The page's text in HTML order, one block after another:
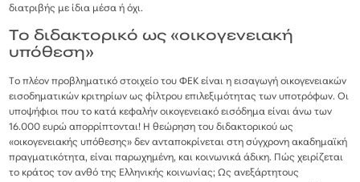
διατριβής με ίδια μέσα ή όχι.
Το διδακτορικό ως «οικογενειακή
υπόθεση»
Το πλέον προβληματικό στοιχείο του ΦΕΚ είναι η εισαγωγή οικογενειακών
εισοδηματικών κριτηρίων ως φίλτρου επιλεξιμότητας των υποτρόφων. Οι
υποψήφιοι που το κατά κεφαλήν οικογενειακό εισόδημα είναι άνω των
16.000 ευρώ απορρίπτονται! Η θεώρηση του διδακτορικού ως
«οικογενειακής υπόθεσης» δεν ανταποκρίνεται στη σύγχρονη ακαδημαϊκή
πραγματικότητα, είναι παρωχημένη, και κοινωνικά άδικη. Πώς χειρίζεται
το κράτος τον ανθό της Ελληνικής κοινωνίας; Ως ανεξάρτητους